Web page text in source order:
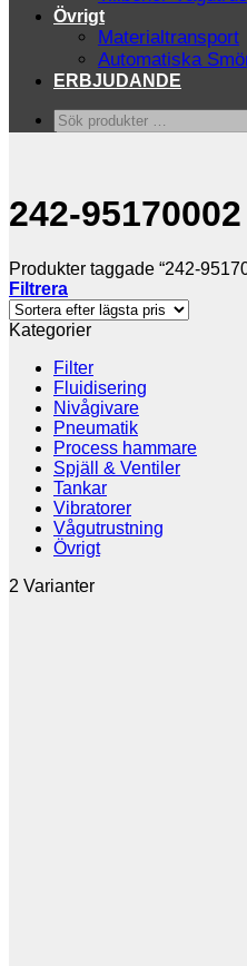
Övrigt
Materialtransport
Automatiska
ERBJUDANDE
Sök
produkter
242-95170002
Produkter taggade “242-
Filtrera
Kategorier
Filter
Fluidisering
Nivågivare
Pneumatik
Process hammare
Spjäll & Ventiler
Tankar
Vibratorer
Vågutrustning
Övrigt
2 Varianter